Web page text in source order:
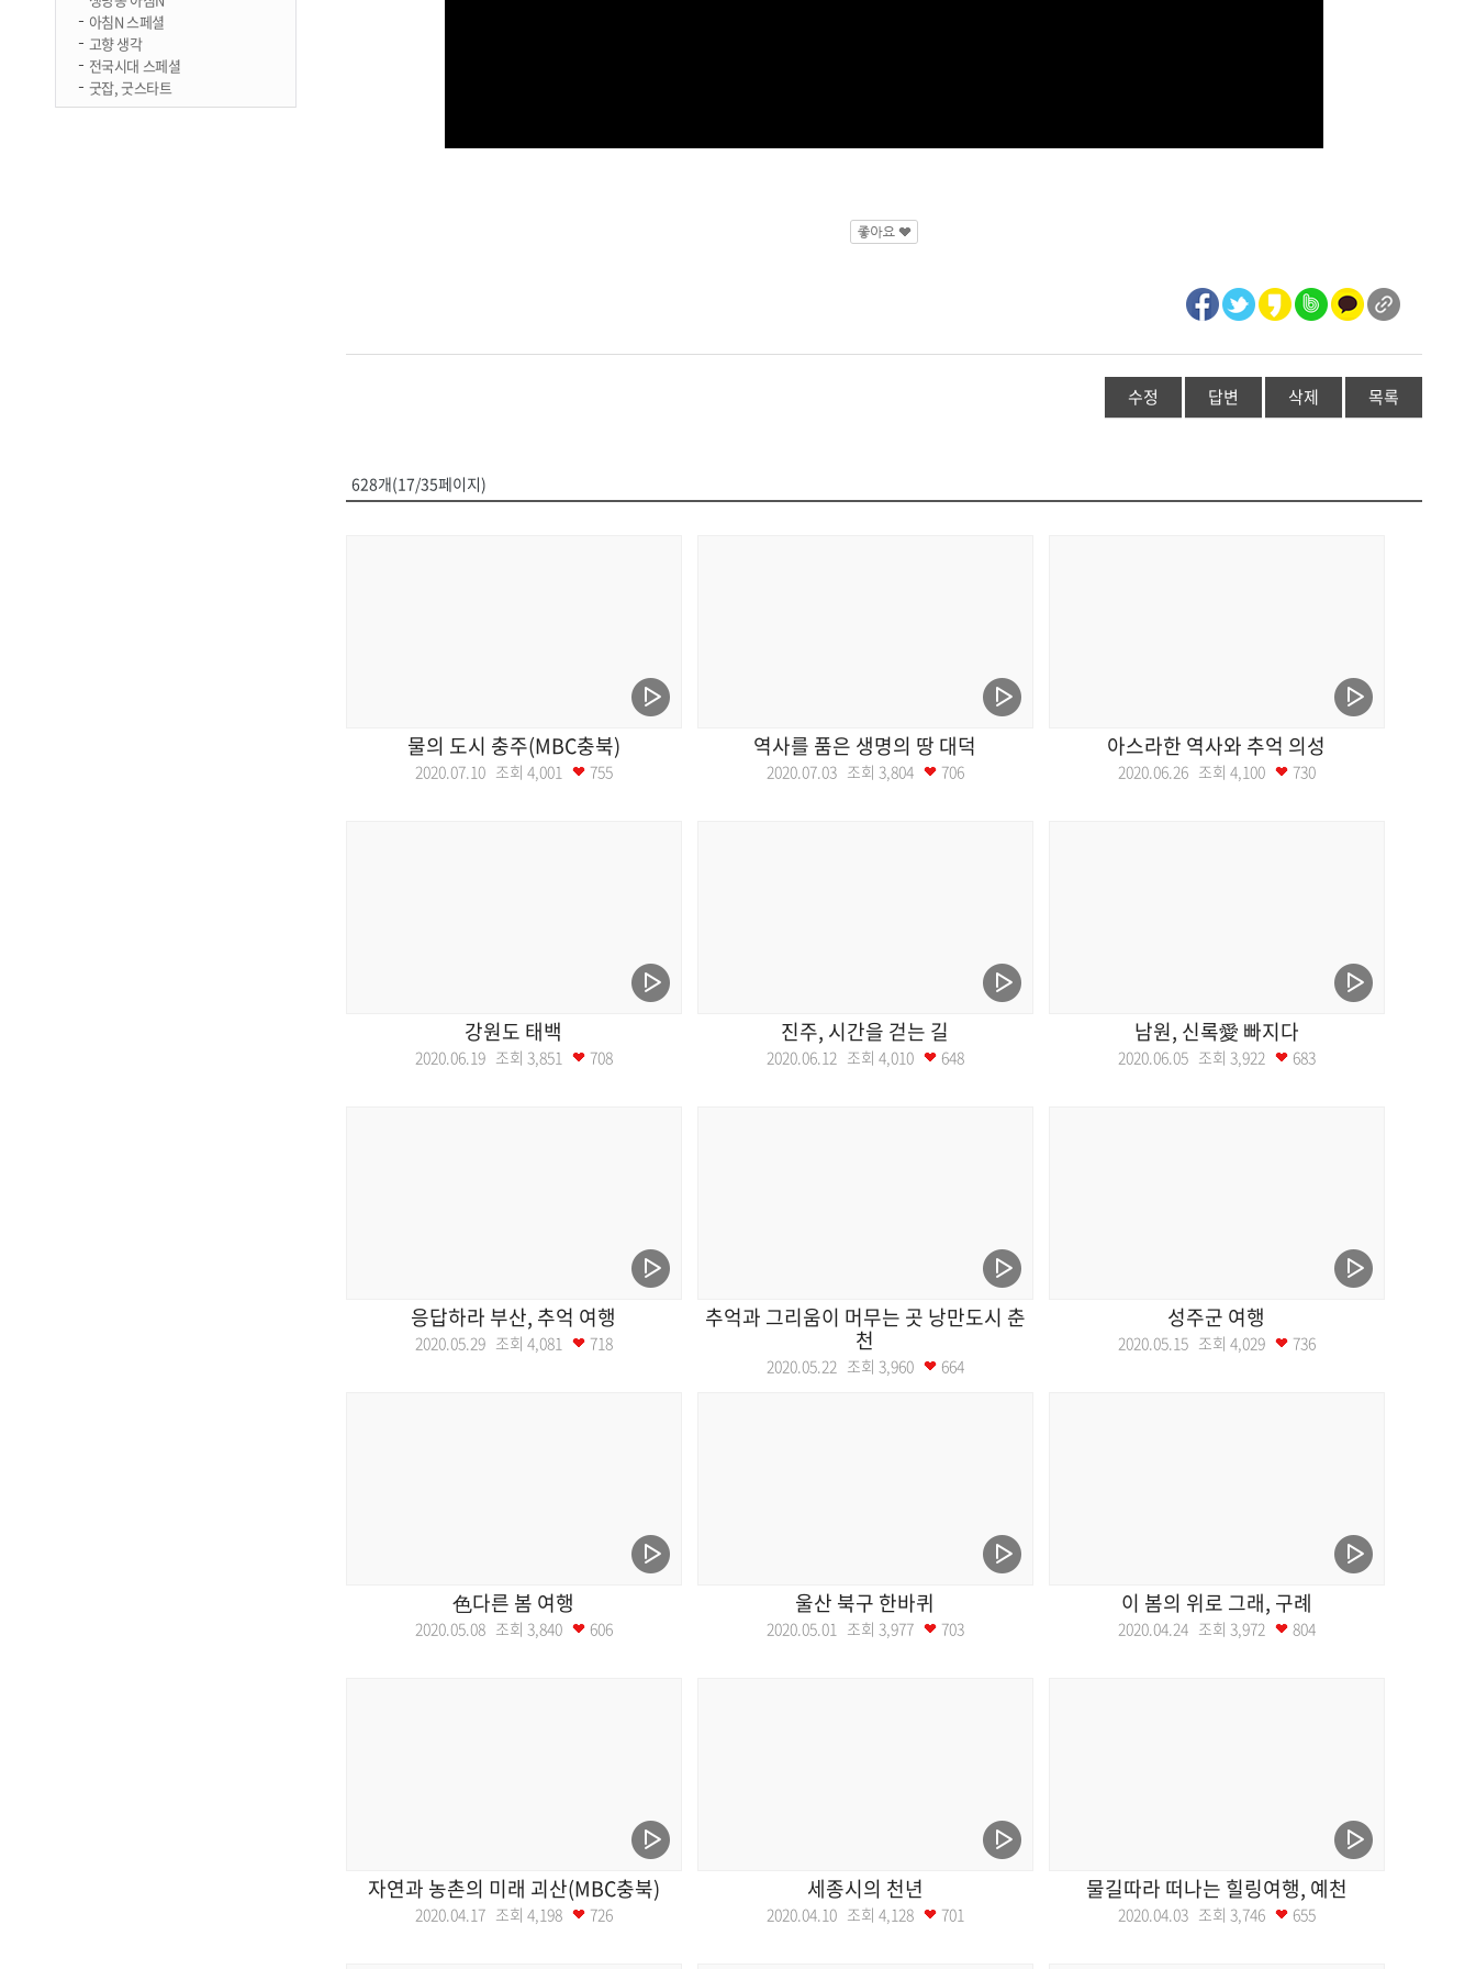
아침N 스페셜
고향 생각
전국시대 스페셜
굿잡, 굿스타트
수정 답변 삭제 목록
628개(17/35페이지)
물의 도시 충주(MBC충북)
2020.07.10 조회 4,001 755
역사를 품은 생명의 땅 대덕
2020.07.03 조회 3,804 706
아스라한 역사와 추억 의성
2020.06.26 조회 4,100 730
강원도 태백
2020.06.19 조회 3,851 708
진주, 시간을 걷는 길
2020.06.12 조회 4,010 648
남원, 신록愛 빠지다
2020.06.05 조회 3,922 683
응답하라 부산, 추억 여행
2020.05.29 조회 4,081 718
추억과 그리움이 머무는 곳 낭만도시 춘
천
2020.05.22 조회 3,960 664
성주군 여행
2020.05.15 조회 4,029 736
色다른 봄 여행
2020.05.08 조회 3,840 606
울산 북구 한바퀴
2020.05.01 조회 3,977 703
이 봄의 위로 그래, 구례
2020.04.24 조회 3,972 804
자연과 농촌의 미래 괴산(MBC충북)
2020.04.17 조회 4,198 726
세종시의 천년
2020.04.10 조회 4,128 701
물길따라 떠나는 힐링여행, 예천
2020.04.03 조회 3,746 655